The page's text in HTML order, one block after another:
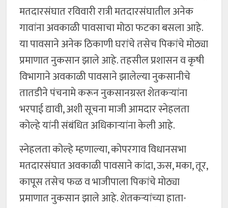
मतदारसंघात रविवारी रात्री मतदारसंघातील अनेक
गावांना अवकाळी पावसाचा मोठा फटका बसला आहे.
या पावसाने अनेक ठिकाणी घरांचे तसेच पिकांचे मोठ्या
प्रमाणात नुकसान झाले आहे. तहसील प्रशासन व कृषी
विभागाने अवकाळी पावसाने झालेल्या नुकसानीचे
तातडीने पंचनामे करून नुकसानग्रस्त शेतकऱ्यांना
भरपाई द्यावी, अशी सूचना माजी आमदार स्नेहलता
कोल्हे यांनी संबंधित अधिकाऱ्यांना केली आहे.
स्नेहलता कोल्हे म्हणाल्या, कोपरगाव विधानसभा
मतदारसंघात अवकाळी पावसाने कांदा, ऊस, मका, तूर,
कापूस तसेच फळ व भाजीपाला पिकांचे मोठ्या
प्रमाणात नुकसान झाले आहे. शेतकऱ्यांच्या हाता-